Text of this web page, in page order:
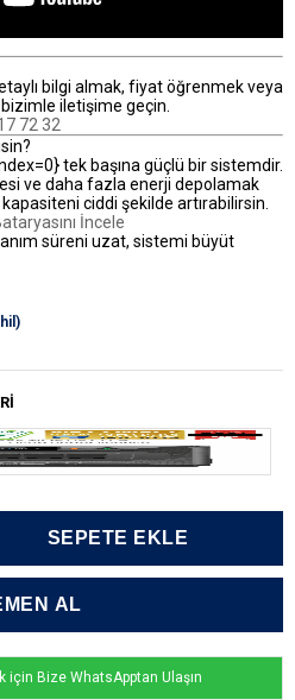
bilgi almak, fiyat öğrenmek veya
iletişime geçin.
72 32
tek başına güçlü bir sistemdir.
ve daha fazla enerji depolamak
ciddi şekilde artırabilirsin.
İncele
süreni uzat, sistemi büyüt
için Bize WhatsApptan Ulaşın